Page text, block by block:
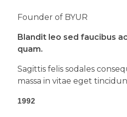
Founder of BYUR
Blandit leo sed faucibus
quam.
Sagittis felis sodales
massa in vitae eget
1992